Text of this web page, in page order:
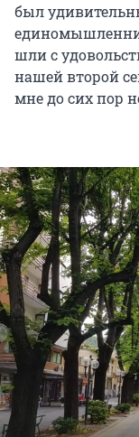
был
шли с
нашей второй
мне до сих пор